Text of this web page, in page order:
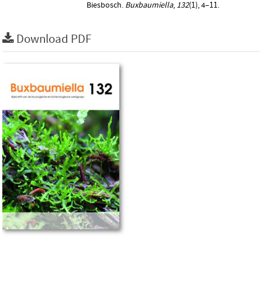
Biesbosch. Buxbaumiella, 132(1), 4–11.
Download PDF